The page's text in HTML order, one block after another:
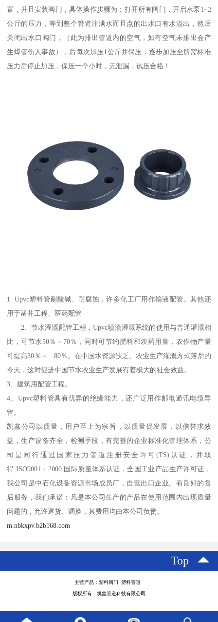
置，并且安装阀门，具体操作步骤为：打开所有阀门，开启水泵1~2
公斤的压力，等到整个管道注满水而且点的出水口有水溢出，然后
关闭出水口阀门，（此为排出管道内的空气，如有空气未排出会产
生爆管伤人事故），后每次加压1公斤并保压，逐步加压至所需标准
压力后停止加压，保压一个小时，无泄漏，试压合格！
1 Upvc塑料管耐酸碱、耐腐蚀，许多化工厂用作输液配管。其他还
用于凿井工程、医药配管
2、节水灌溉配管工程，Upvc喷滴灌溉系统的使用与普通灌溉相
比，可节水50％－70％，同时可节约肥料和农药用量，农作物产量
可提高30％－ 80％。在中国水资源缺乏、农业生产灌溉方式落后的
今天，这对促进中国节水农业生产发展有着极大的社会效益。
3、建筑用配管工程。
4、Upvc塑料管具有优异的绝缘能力，还广泛用作邮电通讯电缆导
管。
凯鑫公司以质量，用户至上为宗旨，以质量促发展，以信誉求效
益，生产设备齐全，检测手段，有完善的企业标准化管理体系，公
司是同行通过国家压力管道注册安全许可(TS)认证，并取
得 ISO9001：2000 国际质量体系认证，全国工业产品生产许可证，
我公司是中石化设备资源市场成员厂，自营出口企业。有良好的售
后服务，我们承诺：凡是本公司生产的产品在使用范围内出现质量
问题的，允许退货、调换，其费用均由本公司负责。
m.nbkxpv.b2b168.com
Top
主营产品：塑料阀门 塑料管道
版权所有：凯鑫管道科技有限公司